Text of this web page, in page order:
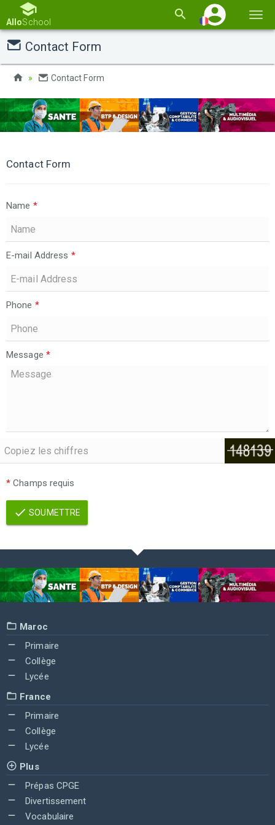
la
AlloSchool
Contact Form
Contact Form
Contact Form
Name *
E-mail Address *
Phone *
Message *
* Champs requis
SOUMETTRE
Maroc
Primaire
Collège
Lycée
France
Primaire
Collège
Lycée
Plus
Prépas CPGE
Divertissement
Vocabulaire